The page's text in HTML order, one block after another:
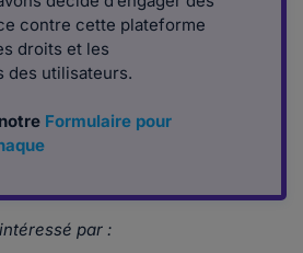
contre cette plateforme
droits et les
des utilisateurs.
Formulaire pour
par :